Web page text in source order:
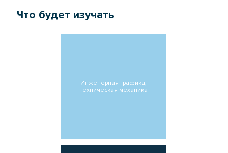
Что будет изучать
Инженерная графика,
техническая механика